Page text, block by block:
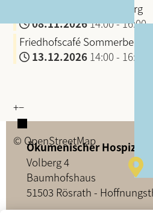
+−
© OpenStreetMap
Friedhofscafé Sommerberg
08.11.202614:00-16:00
Friedhofscafé Sommerberg
13.12.2026 14:00- 16:00
Ökumenischer
Volberg 4
Baumhofshaus
51503 Rösrath -